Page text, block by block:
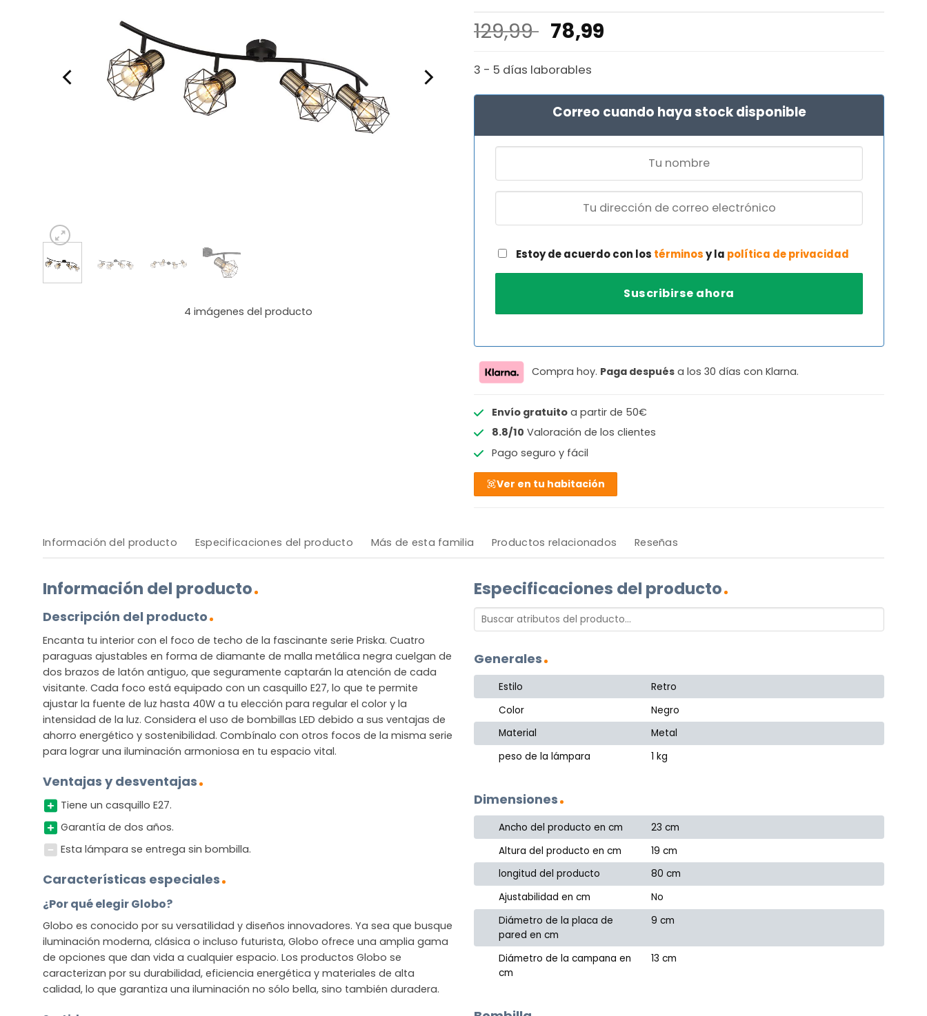
4 imágenes del producto
129,99 El
precio
original
era:
129,99 €.
78,99
es:
78,99 €.
3 - 5 días laborables
Correo cuando haya stock disponible
Estoy de acuerdo con los términosy la política de privacidad
Compra hoy. Paga después a los 30 días con Klarna.
Envío gratuitoa partir de 50€
8.8/10 Valoración de los clientes
Pago seguro y fácil
Ver en tu habitación
Información del producto Especificaciones del producto Más de esta familia Productos relacionados Reseñas
Información del producto
Descripción del producto
Encanta tu interior con el foco de techo de la fascinante serie Priska. Cuatro
paraguas ajustables en forma de diamante de malla metálica negra cuelgan de
dos brazos de latón antiguo, que seguramente captarán la atención de cada
visitante. Cada foco está equipado con un casquillo E27, lo que te permite
ajustar la fuente de luz hasta 40W a tu elección para regular el color y la
intensidad de la luz. Considera el uso de bombillas LED debido a sus ventajas de
ahorro energético y sostenibilidad. Combínalo con otros focos de la misma serie
para lograr una iluminación armoniosa en tu espacio vital.
Ventajas y desventajas
Tiene un casquillo E27.
Garantía de dos años.
Esta lámpara se entrega sin bombilla.
Características especiales
¿Por qué elegir Globo?
Globo es conocido por su versatilidad y diseños innovadores. Ya sea que busque
iluminación moderna, clásica o incluso futurista, Globo ofrece una amplia gama
de opciones que dan vida a cualquier espacio. Los productos Globo se
caracterizan por su durabilidad, eficiencia energética y materiales de alta
calidad, lo que garantiza una iluminación no sólo bella, sino también duradera.
Especificaciones del producto
Generales
Estilo
Retro
Color
Negro
Material
Metal
peso de la lámpara
1 kg
Dimensiones
Ancho del producto en cm
23 cm
Altura del producto en cm
19 cm
longitud del producto
80 cm
Ajustabilidad en cm
No
Diámetro de la placa de
pared en cm
9 cm
Diámetro de la campana en
cm
13 cm